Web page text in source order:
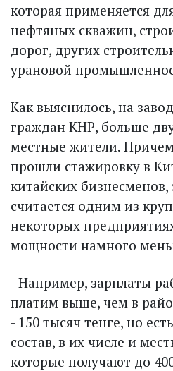
которая применяется
нефтяных скважин,
дорог, других
урановой
Как выяснилось, на
граждан КНР, больше
местные жители.
прошли стажировку в
китайских
считается одним из
некоторых
мощности намного
- Например, зарплаты
платим выше, чем в
- 150 тысяч тенге, но
состав, в их числе и
которые получают до